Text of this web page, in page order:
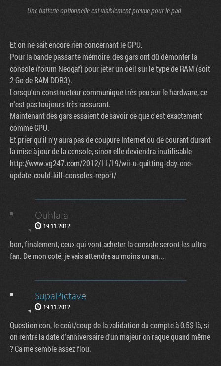
Une batterie optionnelle est visiblement prevue pour le pad
Et on ne sait encore rien concernant le GPU.
Pour la bande passante mémoire, des gars ont dû démonter la
console (forum Neogaf) pour jeter un oeil sur le type de RAM (soit
2 Go de RAM DDR3).
Lorsqu'un constructeur communique très peu sur le hardware, ce
n'est pas toujours très rassurant.
Maintenant des gars essaient de savoir ce que c'est exactement
comme GPU.
Et prier qu'il n'y aura pas de coupure Internet ou de courant durant
la mise à jour de la console, sinon elle deviendra inutilisable
http://www.vg247.com/2012/11/19/wii-u-quitting-day-one-
update-could-kill-consoles-report/
Ouhlala
19.11.2012
bon, finalement, ceux qui vont acheter la console seront les ultra
fan. De mon coté, je vais attendre au moins un an...
SupaPictave
19.11.2012
Question con, le coût/coup de la validation du compte à 0.5$ là, si
on rentre la date d'anniversaire d'un majeur on raque quand même
? Ca me semble assez flou.